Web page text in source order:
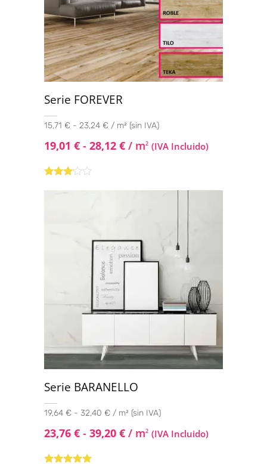
Serie FOREVER
15,71 € - 23,24 € / m² (sin IVA)
19,01 € - 28,12 € / m2 (IVA Incluido)
con
Serie BARANELLO
19,64 € - 32,40 € / m² (sin IVA)
23,76 € - 39,20 € / m2 (IVA Incluido)